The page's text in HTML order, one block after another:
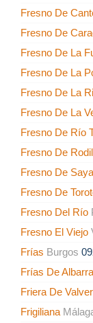
Fresno De
Fresno De
Fresno De La
Fresno De La
Fresno De La
Fresno De La
Fresno De Río
Fresno De
Fresno De
Fresno De
Fresno Del Río
Fresno El Viejo
Frías Burgos
Frías De
Friera De
Frigiliana